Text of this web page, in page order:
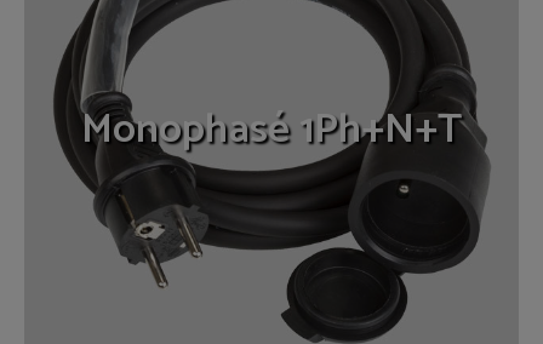
Monophasé 1Ph+N+T